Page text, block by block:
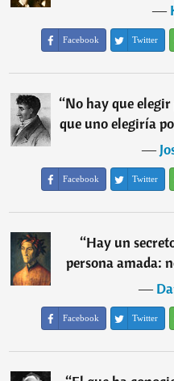
―
Facebook Twitter
“No hay que
que uno elegiría
―
Facebook Twitter
“Hay un
persona amada:
―
Facebook Twitter